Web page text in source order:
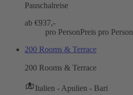
Pauschalreise
ab €937,-
pro PersonPreis pro Person
200 Rooms & Terrace
200 Rooms & Terrace
Italien - Apulien - Bari